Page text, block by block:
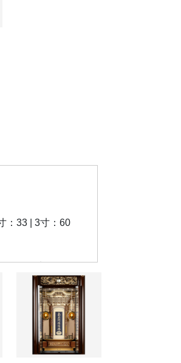
：33 | 3寸：60
24 | 3寸：45
18 | 3寸：36